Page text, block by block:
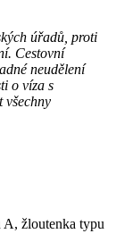
úřadů, proti
Cestovní
neudělení
o víza s
všechny
žloutenka typu